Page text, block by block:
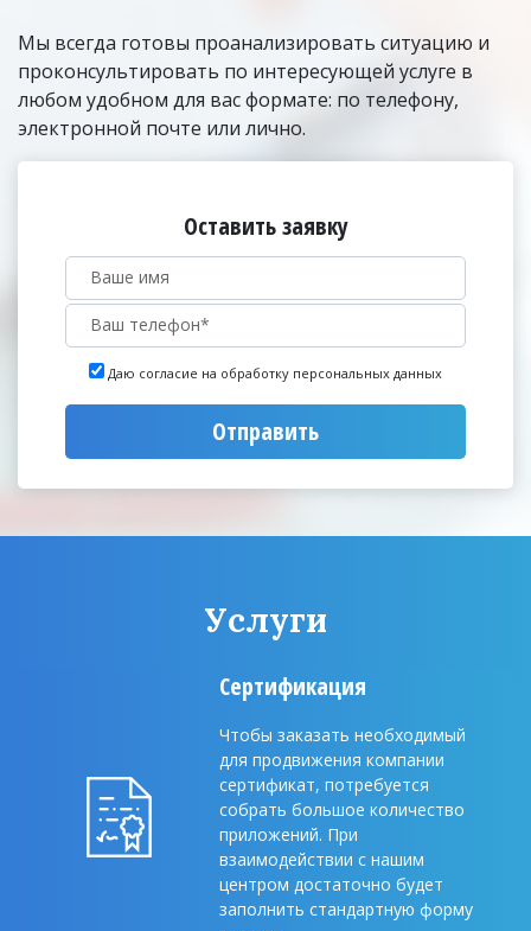
Мы всегда готовы проанализировать ситуацию и
проконсультировать по интересующей услуге в
любом удобном для вас формате: по телефону,
электронной почте или лично.
Оставить заявку
Даю согласие на обработку персональных данных
Отправить
Услуги
Сертификация
Чтобы заказать необходимый
для продвижения компании
сертификат, потребуется
собрать большое количество
приложений. При
взаимодействии с нашим
центром достаточно будет
заполнить стандартную форму